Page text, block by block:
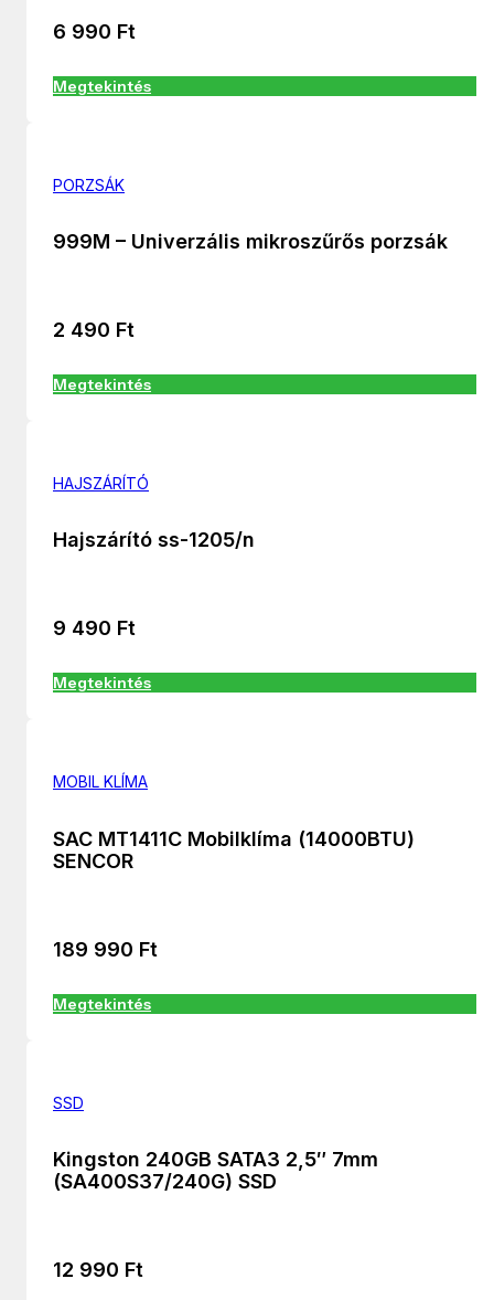
6 990 Ft
Megtekintés
PORZSÁK
999M – Univerzális mikroszűrős porzsák
2 490 Ft
Megtekintés
HAJSZÁRÍTÓ
Hajszárító ss-1205/n
9 490 Ft
Megtekintés
MOBIL KLÍMA
SAC MT1411C Mobilklíma (14000BTU)
SENCOR
189 990 Ft
Megtekintés
SSD
Kingston 240GB SATA3 2,5″ 7mm
(SA400S37/240G) SSD
12 990 Ft